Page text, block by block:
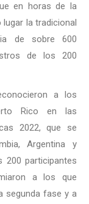
en horas de la
lugar la tradicional
de sobre 600
de los 200
a los
Rico en las
2022, que se
Argentina y
200 participantes
a los que
segunda fase y a